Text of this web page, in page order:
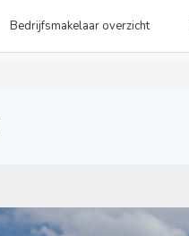
Bedrijfsmakelaar overzicht